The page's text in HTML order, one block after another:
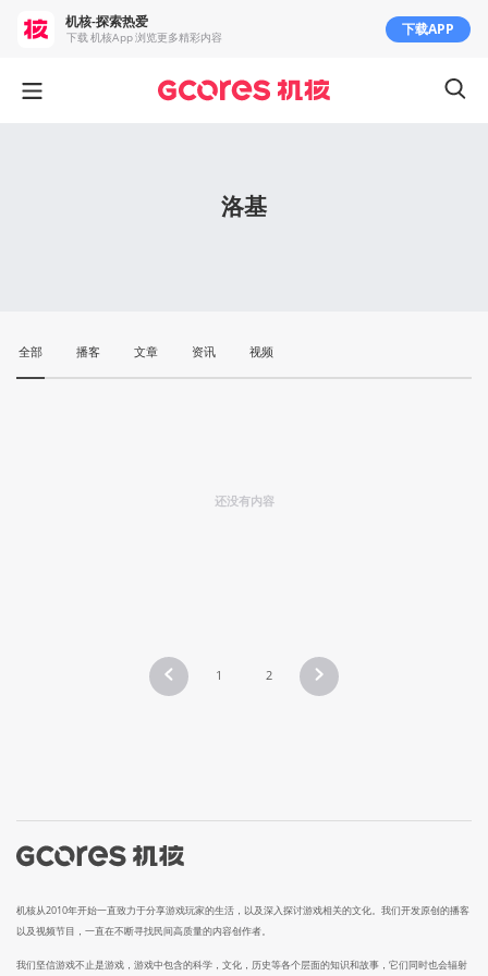
洛基
全部 播客 文章 资讯 视频
还没有内容
1 2
机核从2010年开始一直致力于分享游戏玩家的生活，以及深入探讨游戏相关的文化。我们开发原创的播客
以及视频节目，一直在不断寻找民间高质量的内容创作者。
我们坚信游戏不止是游戏，游戏中包含的科学，文化，历史等各个层面的知识和故事，它们同时也会辐射
机核-探索热爱
下载 机核App 浏览更多精彩内容 下载APP